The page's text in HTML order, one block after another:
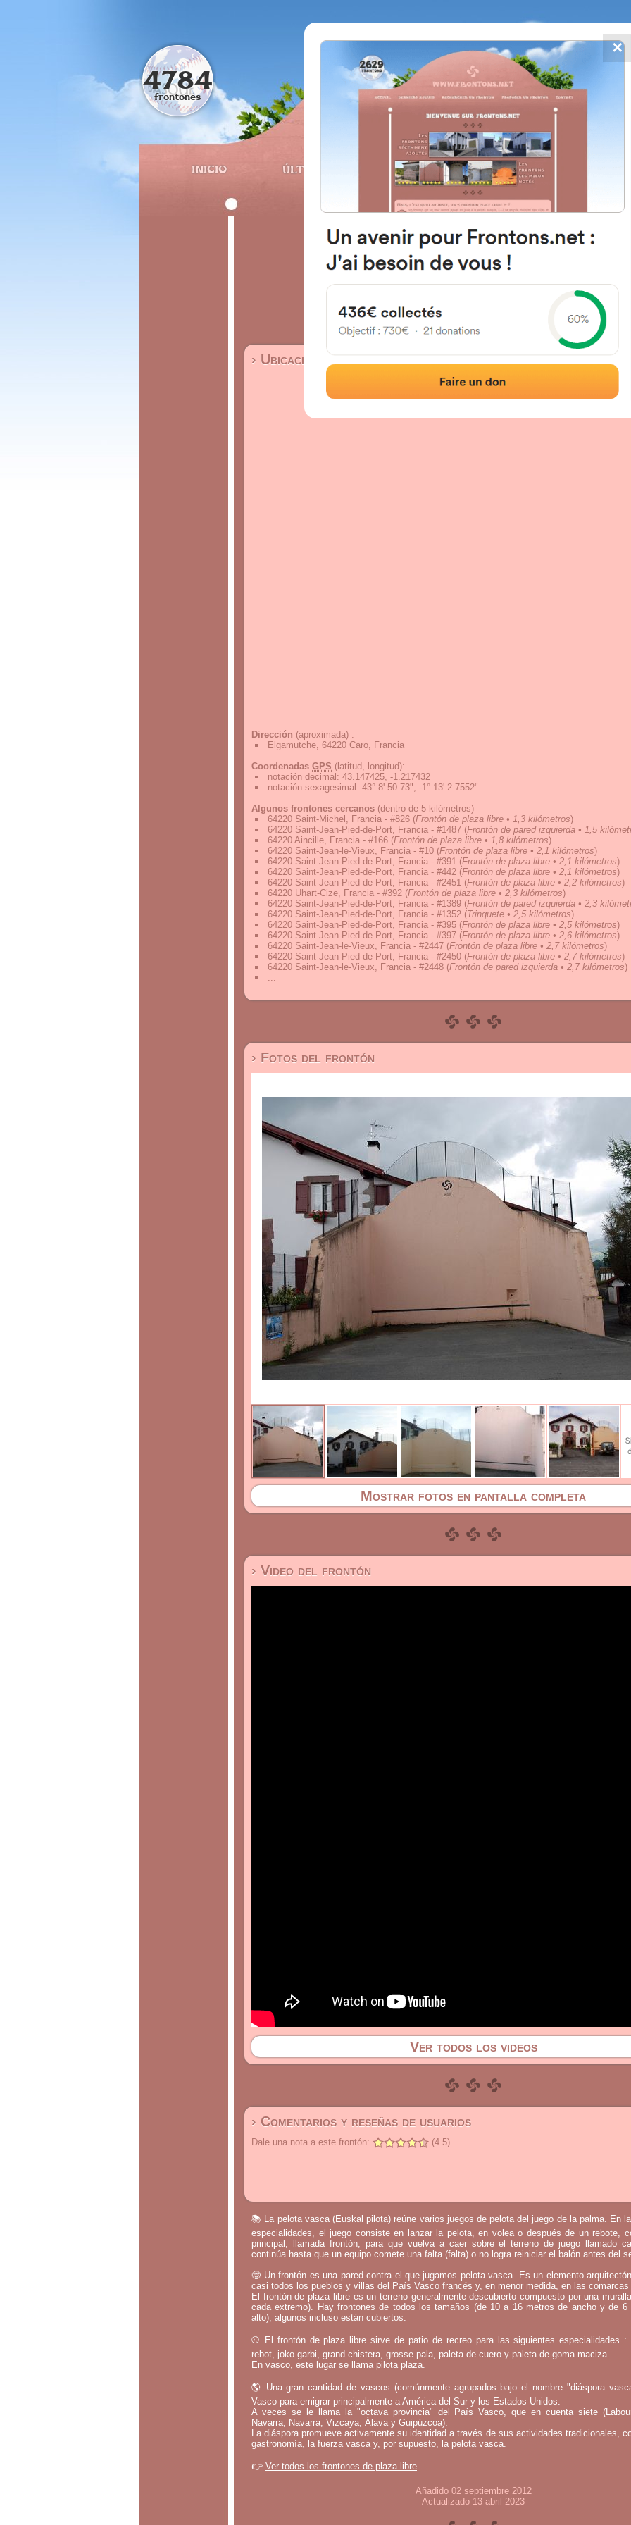
FRONTONS.NET
INICIO ÚLTIMOS BUSCAR UN FRONTÓN AÑADIR
4784
frontones
64220 Caro, Francia
Elgamutche
#366
Localización|Fotos|Comentarios y reseñas
› Ubicación del frontón
Dirección (aproximada) :
Elgamutche, 64220 Caro, Francia
Coordenadas GPS (latitud, longitud):
notación decimal : 43.147425, -1.217432
notación sexagesimal : 43° 8' 50.73", -1° 13' 2.7552"
Algunos frontones cercanos (dentro de 5 kilómetros)
64220 Saint-Michel, Francia - #826 (Frontón de plaza libre • 1,3 kilómetros)
64220 Saint-Jean-Pied-de-Port, Francia - #1487 (Frontón de pared izquierda • 1,5
64220 Aincille, Francia - #166 (Frontón de plaza libre • 1,8 kilómetros)
64220 Saint-Jean-le-Vieux, Francia - #10 (Frontón de plaza libre • 2,1 kilómetros)
64220 Saint-Jean-Pied-de-Port, Francia - #391 (Frontón de plaza libre • 2,1 kilómetros)
64220 Saint-Jean-Pied-de-Port, Francia - #442 (Frontón de plaza libre • 2,1 kilómetros)
64220 Saint-Jean-Pied-de-Port, Francia - #2451 (Frontón de plaza libre • 2,2 kilómetros)
64220 Uhart-Cize, Francia - #392 (Frontón de plaza libre • 2,3 kilómetros)
64220 Saint-Jean-Pied-de-Port, Francia - #1389 (Frontón de pared izquierda • 2,3
64220 Saint-Jean-Pied-de-Port, Francia - #1352 (Trinquete • 2,5 kilómetros)
64220 Saint-Jean-Pied-de-Port, Francia - #395 (Frontón de plaza libre • 2,5 kilómetros)
64220 Saint-Jean-Pied-de-Port, Francia - #397 (Frontón de plaza libre • 2,6 kilómetros)
64220 Saint-Jean-le-Vieux, Francia - #2447 (Frontón de plaza libre • 2,7 kilómetros)
64220 Saint-Jean-Pied-de-Port, Francia - #2450 (Frontón de plaza libre • 2,7 kilómetros)
64220 Saint-Jean-le-Vieux, Francia - #2448 (Frontón de pared izquierda • 2,7 kilómetros)
...
› Fotos del frontón
Mostrar fotos en pantalla completa
› Video del frontón
Ver todos los videos
› Comentarios y reseñas de usuarios
Dale una nota a este frontón: (4.5)
📚 La pelota vasca (Euskal pilota) reúne varios juegos de pelota del juego de la palma. En
especialidades, el juego consiste en lanzar la pelota, en volea o después de un rebote,
principal, llamada frontón, para que vuelva a caer sobre el terreno de juego llamado
continúa hasta que un equipo comete una falta (falta) o no logra reiniciar el balón antes del
🤓 Un frontón es una pared contra el que jugamos pelota vasca. Es un elemento
casi todos los pueblos y villas del País Vasco francés y, en menor medida, en las
El frontón de plaza libre es un terreno generalmente descubierto compuesto por una
cada extremo). Hay frontones de todos los tamaños (de 10 a 16 metros de ancho y de
alto), algunos incluso están cubiertos.
⚾ El frontón de plaza libre sirve de patio de recreo para las siguientes especialidades :
rebot, joko-garbi, grand chistera, grosse pala, paleta de cuero y paleta de goma maciza.
En vasco, este lugar se llama pilota plaza.
🌎 Una gran cantidad de vascos (comúnmente agrupados bajo el nombre "diáspora
Vasco para emigrar principalmente a América del Sur y los Estados Unidos.
A veces se le llama la "octava provincia" del País Vasco, que en cuenta siete
Navarra, Navarra, Vizcaya, Álava y Guipúzcoa).
La diáspora promueve activamente su identidad a través de sus actividades tradicionales,
gastronomía, la fuerza vasca y, por supuesto, la pelota vasca.
👉 Ver todos los frontones de plaza libre
Añadido 02 septiembre 2012
Actualizado 13 abril 2023
✕